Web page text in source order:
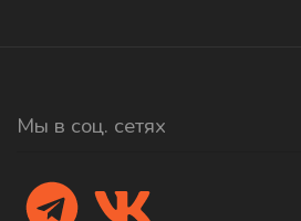
Мы в соц. сетях